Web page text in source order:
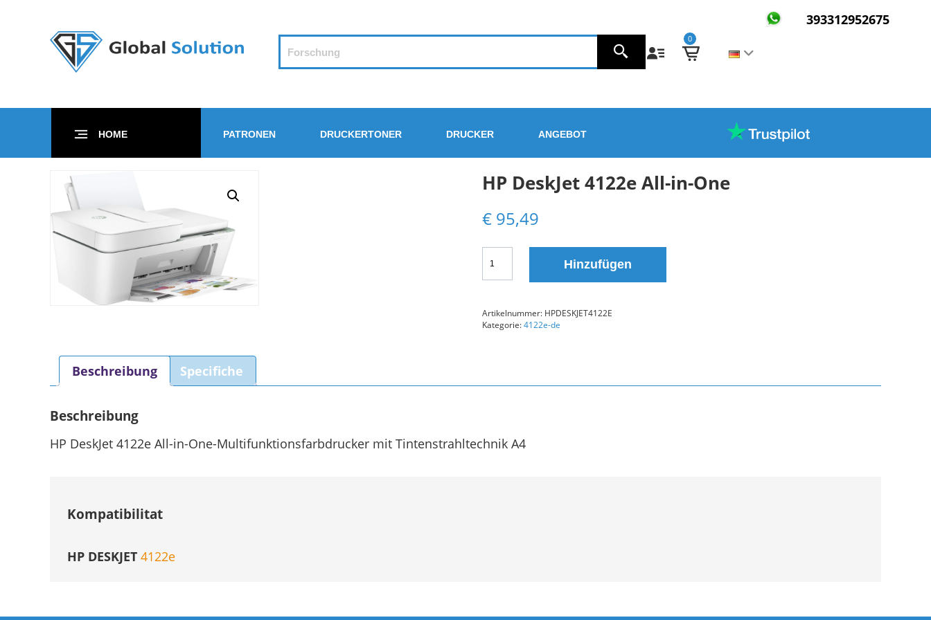
393312952675
0
HOME PATRONEN DRUCKERTONER DRUCKER ANGEBOT
HP DeskJet 4122e All-in-One
€ 95,49
DeskJet
in-
Hinzufügen
Artikelnummer: HPDESKJET4122E
Kategorie:4122e-de
Beschreibung Specifiche
Beschreibung
HP DeskJet 4122e All-in-One-Multifunktionsfarbdrucker mit Tintenstrahltechnik A4
Kompatibilitat
HP DESKJET 4122e